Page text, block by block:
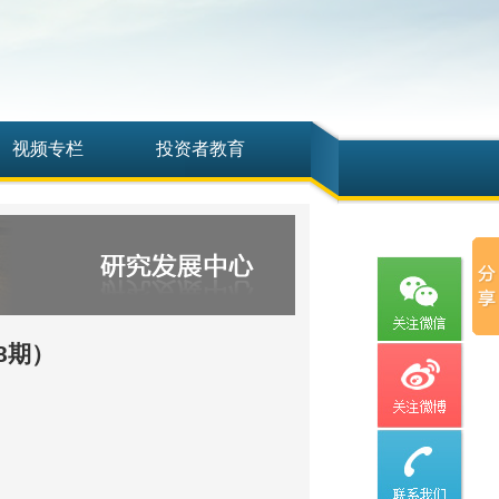
视频专栏 投资者教育
）